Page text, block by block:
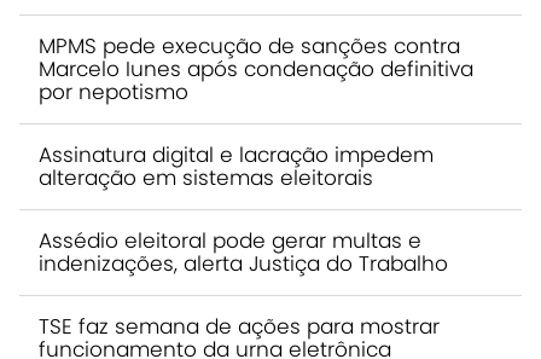
MPMS pede execução de sanções contra
Marcelo Iunes após condenação definitiva
por nepotismo
Assinatura digital e lacração impedem
alteração em sistemas eleitorais
Assédio eleitoral pode gerar multas e
indenizações, alerta Justiça do Trabalho
TSE faz semana de ações para mostrar
funcionamento da urna eletrônica